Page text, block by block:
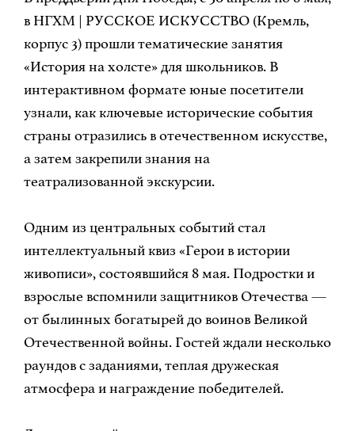
в НГХМ | РУССКОЕ ИСКУССТВО (Кремль,
корпус 3) прошли тематические занятия
«История на холсте» для школьников. В
интерактивном формате юные посетители
узнали, как ключевые исторические события
страны отразились в отечественном искусстве,
а затем закрепили знания на
театрализованной экскурсии.
Одним из центральных событий стал
интеллектуальный квиз «Герои в истории
живописи», состоявшийся 8 мая. Подростки и
взрослые вспомнили защитников Отечества —
от былинных богатырей до воинов Великой
Отечественной войны. Гостей ждали несколько
раундов с заданиями, теплая дружеская
атмосфера и награждение победителей.